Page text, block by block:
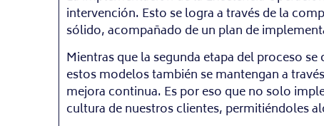
intervención. Esto se logra a través de la
sólido, acompañado de un plan de
Mientras que la segunda etapa del proceso
estos modelos también se mantengan a
mejora continua. Es por eso que no solo
cultura de nuestros clientes, permitiéndoles